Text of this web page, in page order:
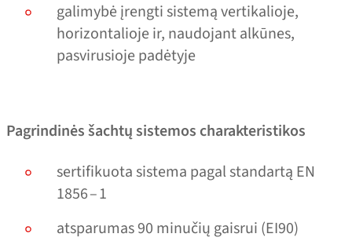
galimybė įrengti sistemą vertikalioje,
horizontalioje ir, naudojant alkūnes,
pasvirusioje padėtyje
Pagrindinės šachtų sistemos charakteristikos
sertifikuota sistema pagal standartą EN
1856 – 1
atsparumas 90 minučių gaisrui (EI90)